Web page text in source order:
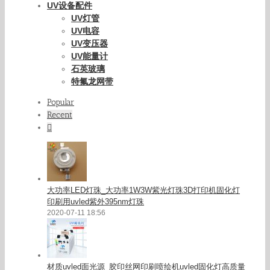
UV设备配件
UV灯管
UV电容
UV变压器
UV能量计
石英玻璃
特氟龙网带
Popular
Recent
大功率LED灯珠_大功率1W3W紫光灯珠3D打印机固化灯
印刷用uvled紫外395nm灯珠
2020-07-11 18:56
材质uvled面光源_胶印丝网印刷喷绘机uvled固化灯高质量